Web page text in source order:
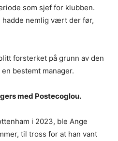
som sjef for klubben.
hadde nemlig vært der før,
forsterket på grunn av den
bestemt manager.
med Postecoglou.
i 2023, ble Ange
til tross for at han vant